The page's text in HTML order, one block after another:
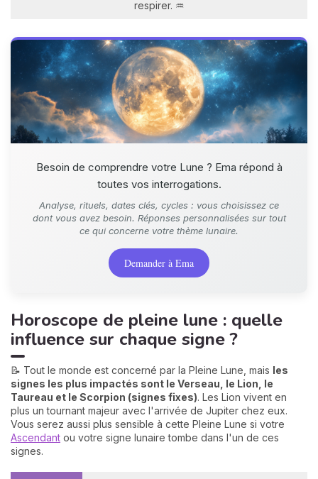
respirer. ♒
Besoin de comprendre votre Lune ? Ema répond à
toutes vos interrogations.
Analyse, rituels, dates clés, cycles : vous choisissez ce
dont vous avez besoin. Réponses personnalisées sur tout
ce qui concerne votre thème lunaire.
Demander à Ema
Horoscope de pleine lune : quelle
influence sur chaque signe ?
📝 Tout le monde est concerné par la Pleine Lune, mais les
signes les plus impactés sont le Verseau, le Lion, le
Taureau et le Scorpion (signes fixes). Les Lion vivent en
plus un tournant majeur avec l'arrivée de Jupiter chez eux.
Vous serez aussi plus sensible à cette Pleine Lune si votre
Ascendant ou votre signe lunaire tombe dans l'un de ces
signes.